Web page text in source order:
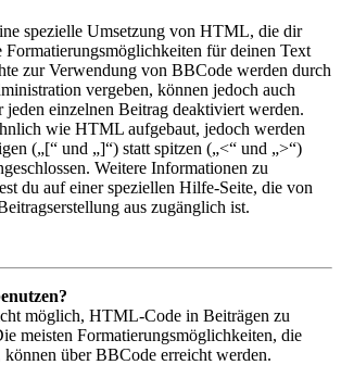
spezielle Umsetzung von HTML, die dir
Formatierungsmöglichkeiten für deinen Text
zur Verwendung von BBCode werden durch
vergeben, können jedoch auch
jeden einzelnen Beitrag deaktiviert werden.
wie HTML aufgebaut, jedoch werden
(„[“ und „]“) statt spitzen („<“ und „>“)
Weitere Informationen zu
du auf einer speziellen Hilfe-Seite, die von
aus zugänglich ist.
möglich, HTML-Code in Beiträgen zu
meisten Formatierungsmöglichkeiten, die
über BBCode erreicht werden.